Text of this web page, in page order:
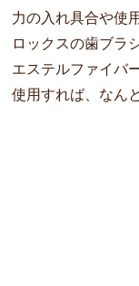
力の入れ具合や使
ロックスの歯ブラ
エステルファイバ
使用すれば、なん